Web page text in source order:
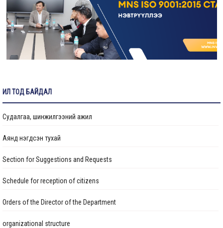
“Нийслэлийн Хөрөнгө оруулалтын газар” ОНӨААТҮГ-т гэрээт үйлчлэгч
ажилд авна
Гидротехникийн хяналтын инженер ажилд авна
Ус хангамж, ариутгах татуургын хяналтын инженер ажилд авна
ИЛ ТОД БАЙДАЛ
Судалгаа, шинжилгээний ажил
Аянд нэгдсэн тухай
Section for Suggestions and Requests
Schedule for reception of citizens
Orders of the Director of the Department
organizational structure